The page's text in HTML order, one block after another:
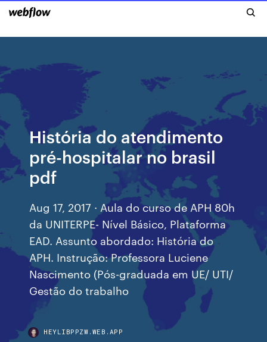
História do atendimento
pré-hospitalar no brasil
pdf
Aug 17, 2017 · Aula do curso de APH 80h
da UNITERPE- Nível Básico, Plataforma
EAD. Assunto abordado: História do
APH. Instrução: Professora Luciene
Nascimento (Pós-graduada em UE/ UTI/
Gestão do trabalho
HEYLIBPPZW.WEB.APP